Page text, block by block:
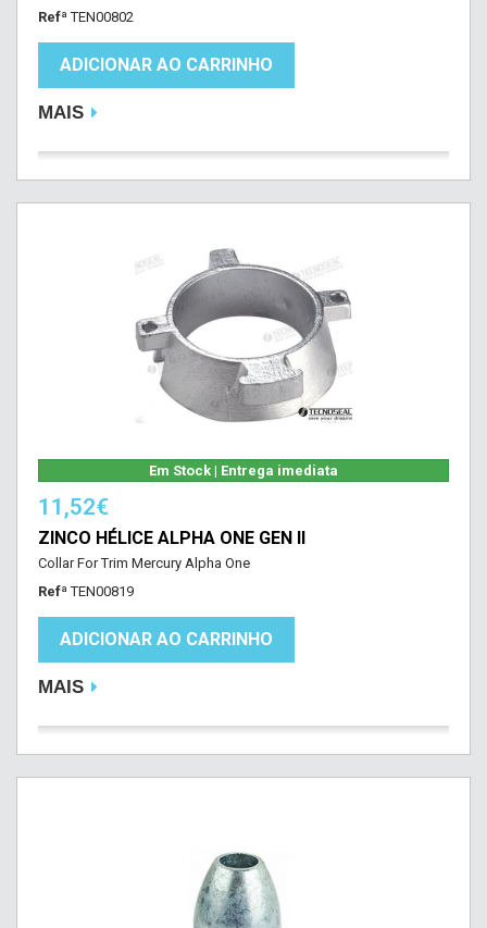
Refª TEN00802
ADICIONAR AO CARRINHO
MAIS
Em Stock | Entrega imediata
11,52€
ZINCO HÉLICE ALPHA ONE GEN II
Collar For Trim Mercury Alpha One
Refª TEN00819
ADICIONAR AO CARRINHO
MAIS